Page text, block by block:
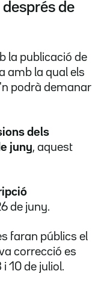
de
la publicació de
amb la qual els
podrà demanar
dels
juny, aquest
de juny.
faran públics el
correcció es
10 de juliol.